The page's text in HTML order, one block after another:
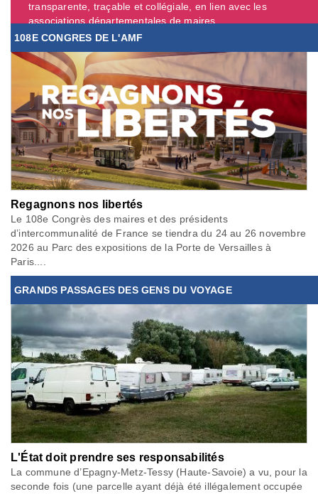
transparente, traçable et collégiale, en lien avec les
associations départementales de maires. ...
108E CONGRES DE L'AMF
Regagnons nos libertés
Le 108e Congrès des maires et des présidents
d’intercommunalité de France se tiendra du 24 au 26 novembre
2026 au Parc des expositions de la Porte de Versailles à
Paris....
GRANDS PASSAGES DES GENS DU VOYAGE
L'État doit prendre ses responsabilités
La commune d’Epagny-Metz-Tessy (Haute-Savoie) a vu, pour la
seconde fois (une parcelle ayant déjà été illégalement occupée